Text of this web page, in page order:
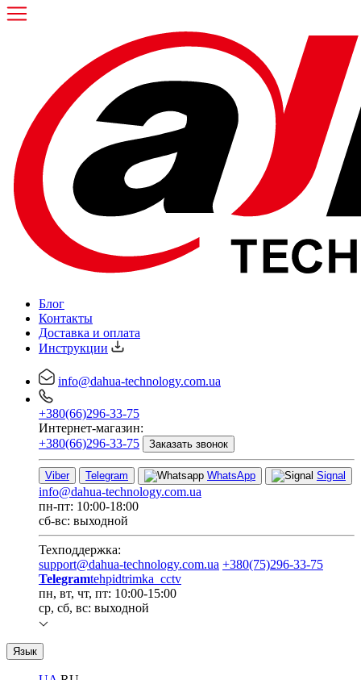
Блог
Контакты
Доставка и оплата
Инструкции
info@dahua-technology.com.ua
+380(66)296-33-75
Интернет-магазин:
+380(66)296-33-75
Заказать звонок
Viber Telegram WhatsApp Signal
info@dahua-technology.com.ua
пн-пт: 10:00-18:00
сб-вс: выходной
Техподдержка:
support@dahua-technology.com.ua +380(75)296-33-75
Telegramtehpidtrimka_cctv
пн, вт, чт, пт: 10:00-15:00
ср, сб, вс: выходной
Язык